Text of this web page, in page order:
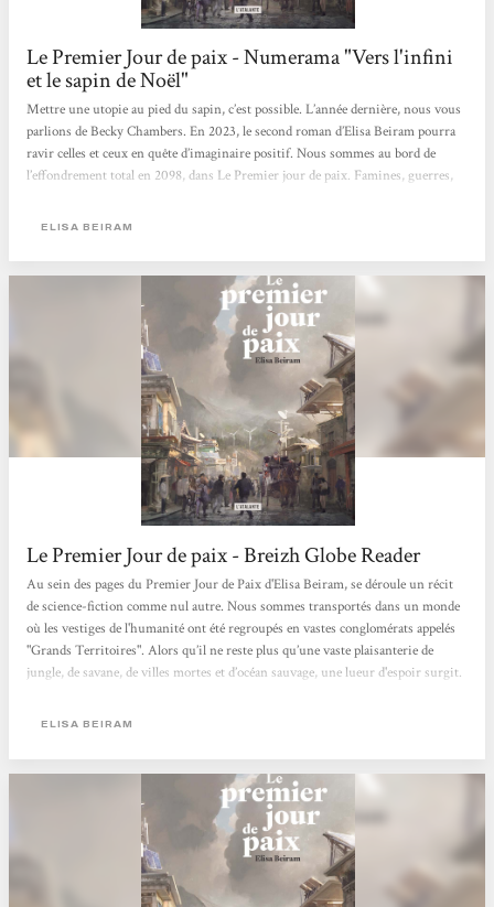
Le Premier Jour de paix - Numerama "Vers l'infini
et le sapin de Noël"
Mettre une utopie au pied du sapin, c’est possible. L’année dernière, nous vous
parlions de Becky Chambers. En 2023, le second roman d’Elisa Beiram pourra
ravir celles et ceux en quête d’imaginaire positif. Nous sommes au bord de
l’effondrement total en 2098, dans Le Premier jour de paix. Famines, guerres,
encore post-apocalyptique, et certains sont bien décidés à trouver une solution
audacieuse, où le futur n’est pas...
ELISA BEIRAM
Le Premier Jour de paix - Breizh Globe Reader
Au sein des pages du Premier Jour de Paix d'Elisa Beiram, se déroule un récit
de science-fiction comme nul autre. Nous sommes transportés dans un monde
où les vestiges de l'humanité ont été regroupés en vastes conglomérats appelés
"Grands Territoires". Alors qu’il ne reste plus qu’une vaste plaisanterie de
jungle, de savane, de villes mortes et d’océan sauvage, une lueur d'espoir surgit.
universelle, alors qu'ils parcourent le globe vers le rivage, vers le monde, vers
ELISA BEIRAM